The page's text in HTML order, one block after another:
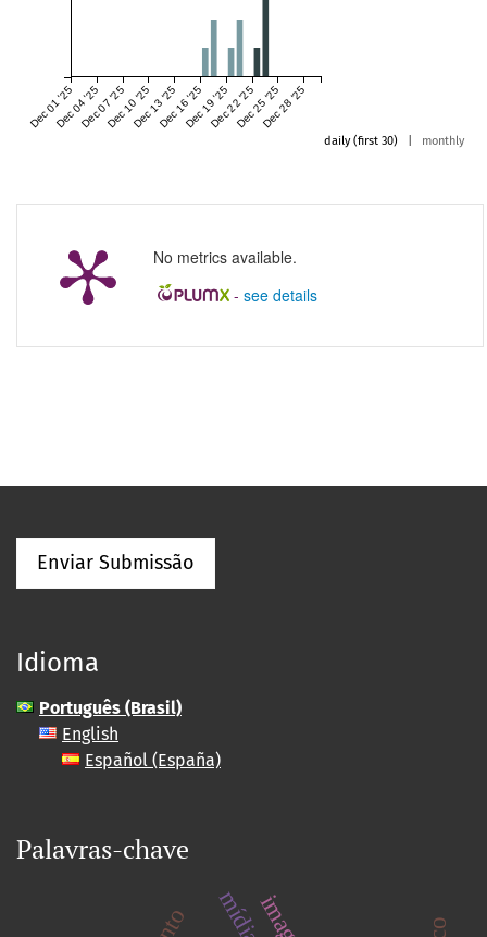
Dec 01 '25Dec 04 '25Dec 07 '25Dec 10 '25Dec 13 '25Dec 16 '25Dec 19 '25Dec 22 '25Dec 25 '25Dec 28 '25
daily (first 30) monthly
No metrics available.
- see details
Enviar Submissão
Idioma
Português (Brasil)
English
Español (España)
Palavras-chave